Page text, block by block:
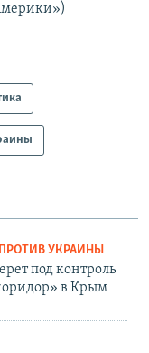
УКРАИНЫ
под контроль
в Крым